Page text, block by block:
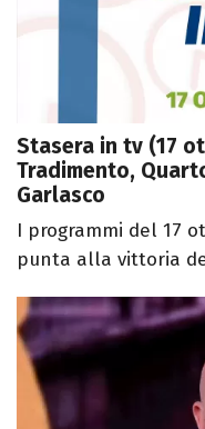
Stasera in tv (17
Tradimento,
Garlasco
I programmi del 17
punta alla vittoria